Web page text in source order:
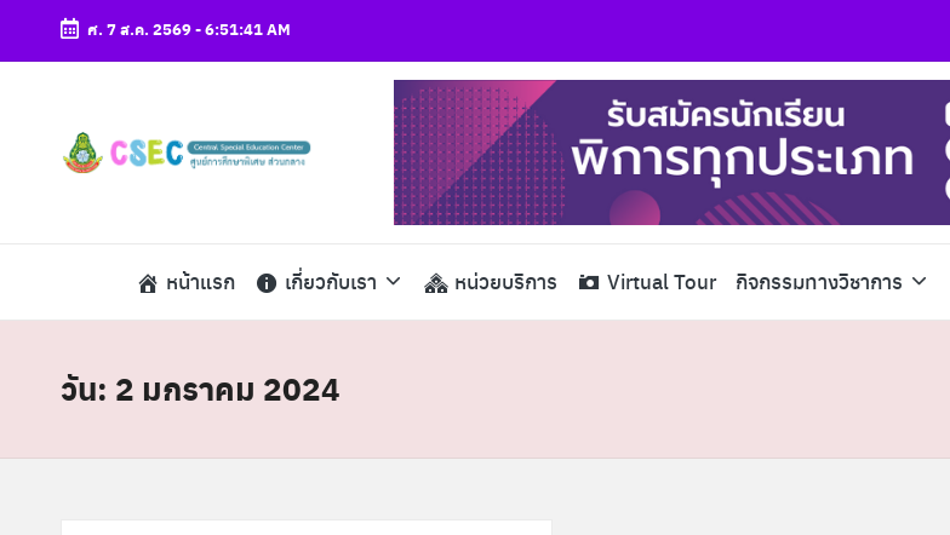
Skip
ศ. 7 ส.ค. 2569-6:51:41 AM
ศู
ก
า
ร
ศึ
csec
หน้าแรก เกี่ยวกับเรา หน่วยบริการ Virtual Tour กิจกรรมทางวิชาการ
วัน: 2 มกราคม 2024